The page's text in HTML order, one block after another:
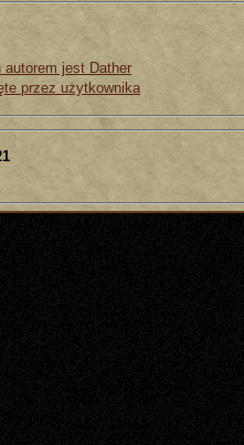
jest Dather
przez użytkownika